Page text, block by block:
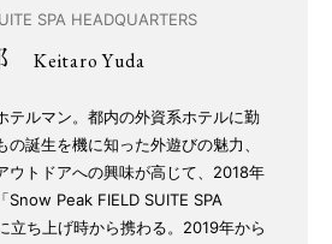
SPA HEADQUARTERS
Keitaro Yuda
テルマン。都内の外資系ホテルに勤
誕生を機に知った外遊びの魅力、
ウトドアへの興味が高じて、2018年
Snow Peak FIELD SUITE SPA
立ち上げ時から携わる。2019年から